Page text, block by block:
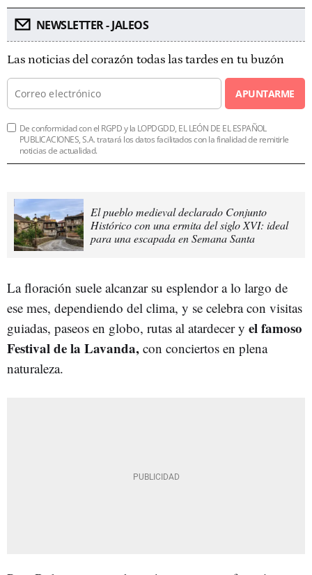
NEWSLETTER - JALEOS
Las noticias del corazón todas las tardes en tu buzón
APUNTARME
De conformidad con el RGPD y la LOPDGDD, EL LEÓN DE EL ESPAÑOL
PUBLICACIONES, S.A. tratará los datos facilitados con la finalidad de remitirle
noticias de actualidad.
El pueblo medieval declarado Conjunto
Histórico con una ermita del siglo XVI: ideal
para una escapada en Semana Santa
La floración suele alcanzar su esplendor a lo largo de
ese mes, dependiendo del clima, y se celebra con visitas
guiadas, paseos en globo, rutas al atardecer y el famoso
Festival de la Lavanda, con conciertos en plena
naturaleza.